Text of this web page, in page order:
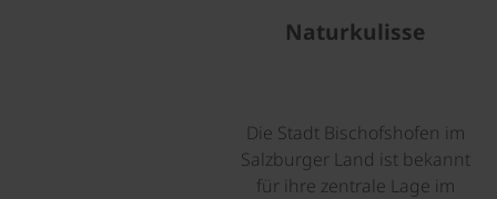
Naturkulisse
Die Stadt Bischofshofen im
Salzburger Land ist bekannt
für ihre zentrale Lage im